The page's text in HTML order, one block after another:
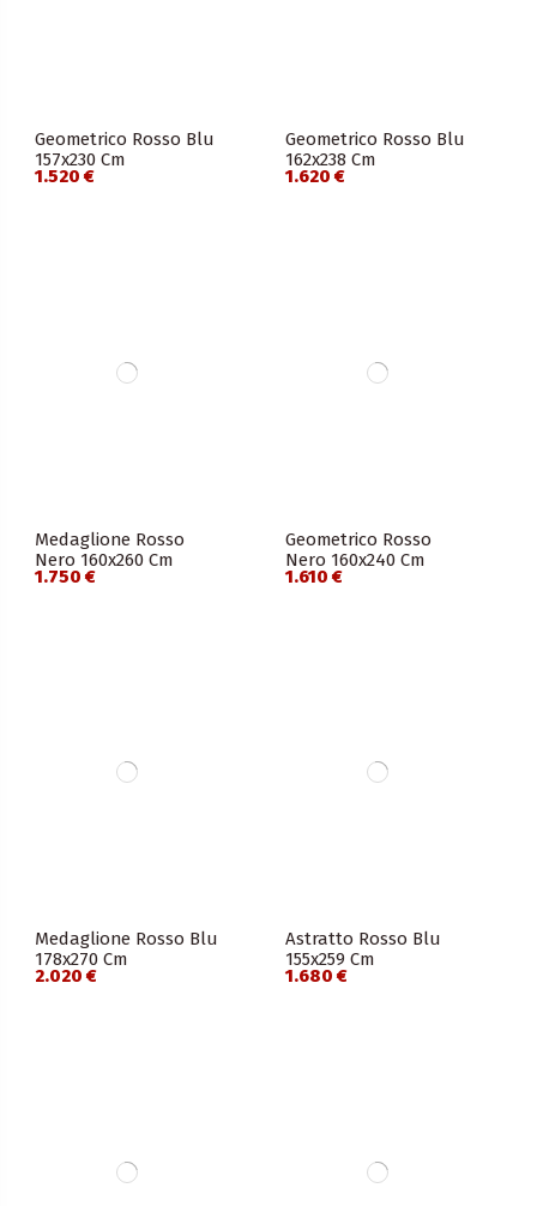
Geometrico Rosso Blu
157x230 Cm
1.520 €
Geometrico Rosso Blu
162x238 Cm
1.620 €
Medaglione Rosso
Nero 160x260 Cm
1.750 €
Geometrico Rosso
Nero 160x240 Cm
1.610 €
Medaglione Rosso Blu
178x270 Cm
2.020 €
Astratto Rosso Blu
155x259 Cm
1.680 €